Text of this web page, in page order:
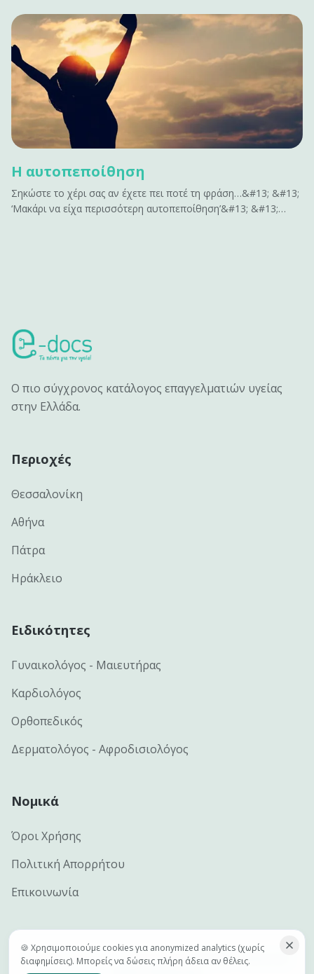
δεν έχουν αποτέλεσμα. Δεν εμπνέει αλλαγή. Κάνει μόνο τους
ανθρώπους αμυντικούς. Αν έχεις να&hellip;
Η αυτοπεποίθηση
Σηκώστε το χέρι σας αν έχετε πει ποτέ τη φράση…&#13; &#13;
‘Μακάρι να είχα περισσότερη αυτοπεποίθηση’&#13; &#13;
Ο πιο σύγχρονος κατάλογος επαγγελματιών υγείας
στην Ελλάδα.
Περιοχές
Θεσσαλονίκη
Αθήνα
Πάτρα
Ηράκλειο
Ειδικότητες
Γυναικολόγος - Μαιευτήρας
Καρδιολόγος
Ορθοπεδικός
Δερματολόγος - Αφροδισιολόγος
Νομικά
Όροι Χρήσης
Πολιτική Απορρήτου
Επικοινωνία
©2026e-docs.gr — Handcrafted by Netclick · Advanced
🍪 Χρησιμοποιούμε cookies για anonymized analytics (χωρίς
διαφημίσεις). Μπορείς να δώσεις πλήρη άδεια αν θέλεις.